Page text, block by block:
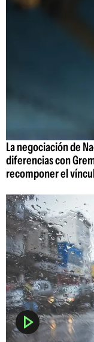
La negociación de
diferencias con
recomponer el